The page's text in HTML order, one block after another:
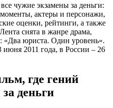
чужие экзамены за деньги:
актеры и персонажи,
оценки, рейтинги, а также
снята в жанре драма,
«Два юриста. Один уровень».
июня 2011 года, в России – 26
где гений
деньги